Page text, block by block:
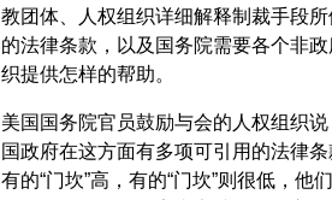
教团体、人权组织详细解释制裁手段所
的法律条款，以及国务院需要各个非政
织提供怎样的帮助。
美国国务院官员鼓励与会的人权组织说
国政府在这方面有多项可引用的法律
有的“门坎”高，有的“门坎”则很低，他